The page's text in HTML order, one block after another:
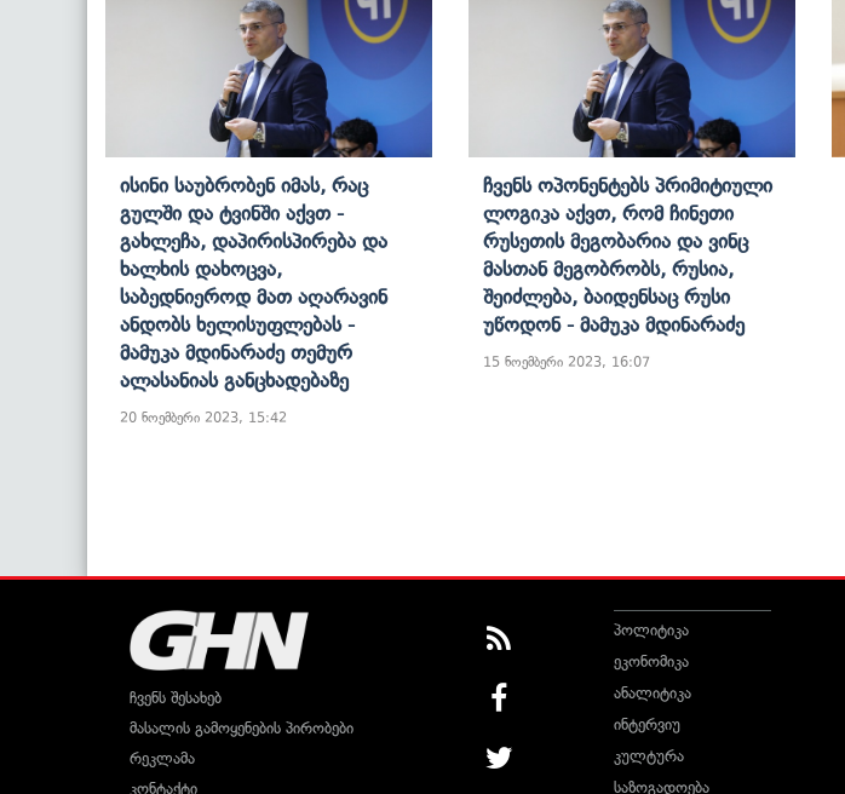
Ისინი Საუბრობენ Იმას, Რაც
Გულში Და Ტვინში Აქვთ -
Გახლეჩა, Დაპირისპირება Და
Ხალხის Დახოცვა,
Საბედნიეროდ Მათ Აღარავინ
Ანდობს Ხელისუფლებას -
Მამუკა Მდინარაძე Თემურ
Ალასანიას Განცხადებაზე
20 ნოემბერი 2023, 15:42
Ჩვენს Ოპონენტებს Პრიმიტიული
Ლოგიკა Აქვთ, Რომ Ჩინეთი
Რუსეთის Მეგობარია Და Ვინც
Მასთან Მეგობრობს, Რუსია,
Შეიძლება, Ბაიდენსაც Რუსი
Უწოდონ - Მამუკა Მდინარაძე
15 ნოემბერი 2023, 16:07
ჩვენს შესახებ
მასალის გამოყენების პირობები
რეკლამა
კონტაქტი
პოლიტიკა
ეკონომიკა
ანალიტიკა
ინტერვიუ
კულტურა
საზოგადოება